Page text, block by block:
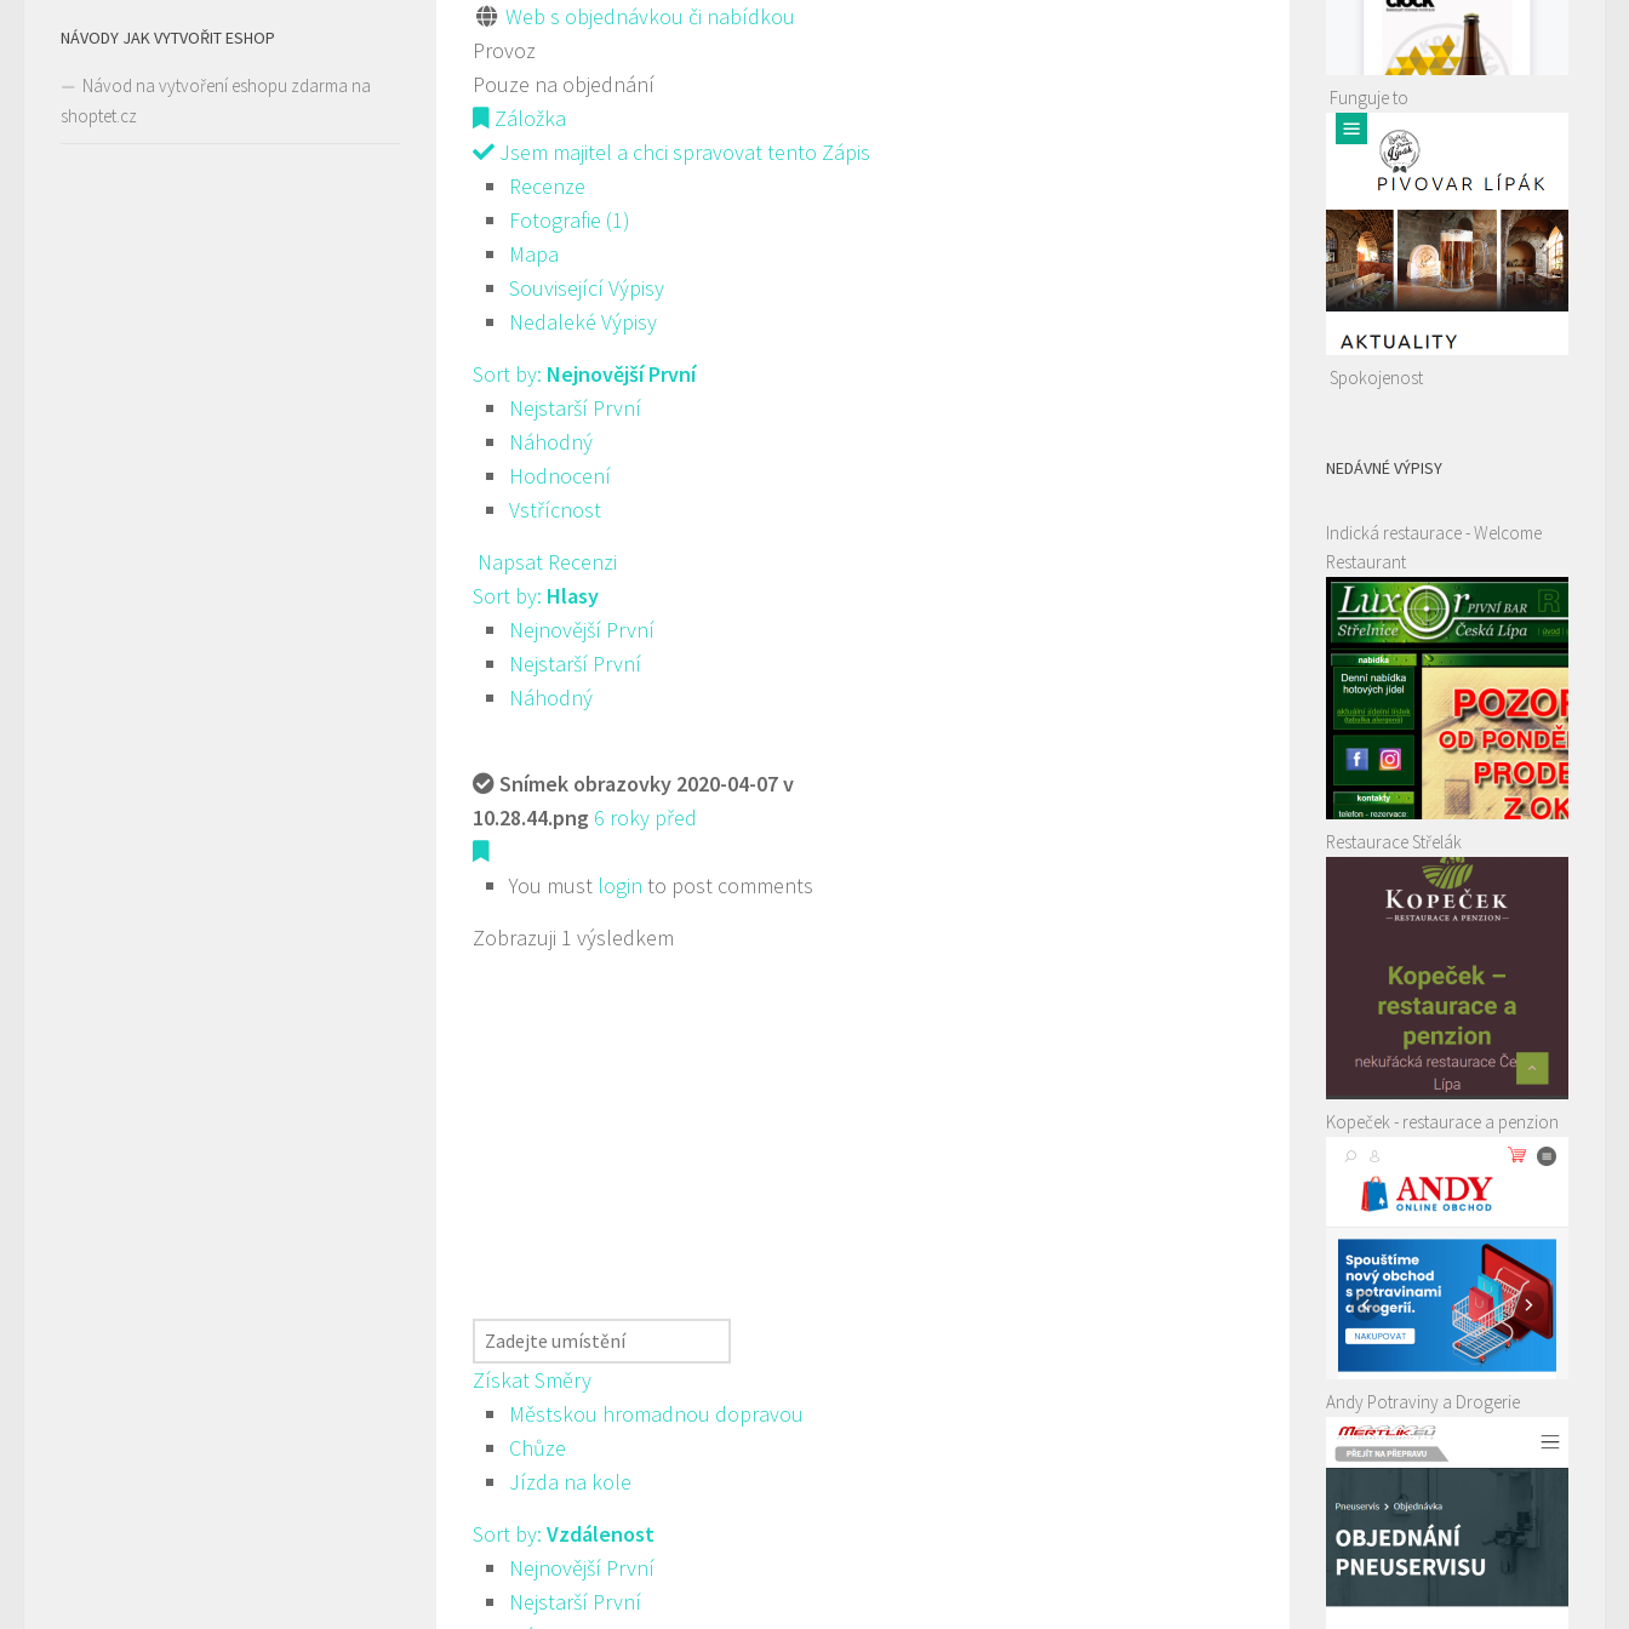
Web s objednávkou či nabídkou
Provoz
Pouze na objednání
Záložka
Jsem majitel a chci spravovat tento Zápis
Recenze
Fotografie (1)
Mapa
Související Výpisy
Nedaleké Výpisy
Sort by: Nejnovější První
Nejstarší První
Náhodný
Hodnocení
Vstřícnost
Napsat Recenzi
Sort by: Hlasy
Nejnovější První
Nejstarší První
Náhodný
Snímek obrazovky 2020-04-07 v
10.28.44.png 6 roky před
You must login to post comments
Zobrazuji 1 výsledkem
Získat Směry
Městskou hromadnou dopravou
Chůze
Jízda na kole
Sort by: Vzdálenost
Nejnovější První
Nejstarší První
NÁVODY JAK VYTVOŘIT ESHOP
Návod na vytvoření eshopu zdarma na
shoptet.cz
Funguje to
Spokojenost
NEDÁVNÉ VÝPISY
Indická restaurace - Welcome
Restaurant
Restaurace Střelák
Kopeček - restaurace a penzion
Andy Potraviny a Drogerie